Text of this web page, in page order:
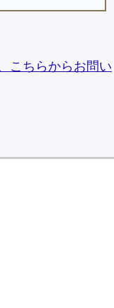
こちらからお問い